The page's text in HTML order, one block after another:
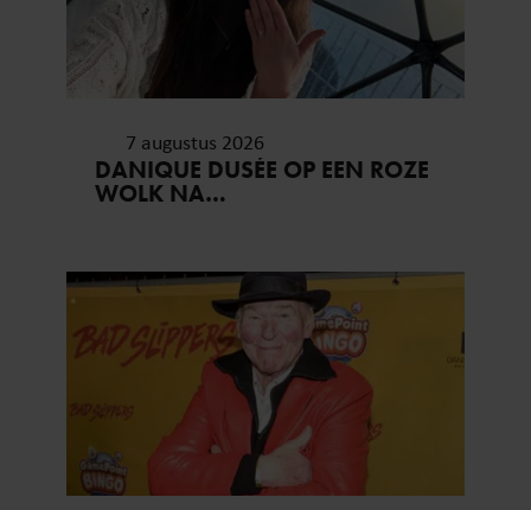
7 augustus 2026
DANIQUE DUSÉE OP EEN ROZE
WOLK NA